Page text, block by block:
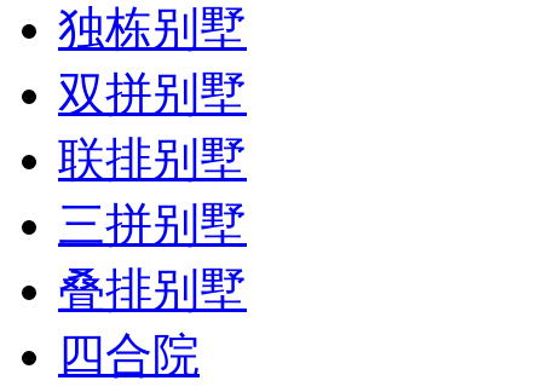
独栋别墅
双拼别墅
联排别墅
三拼别墅
叠排别墅
四合院